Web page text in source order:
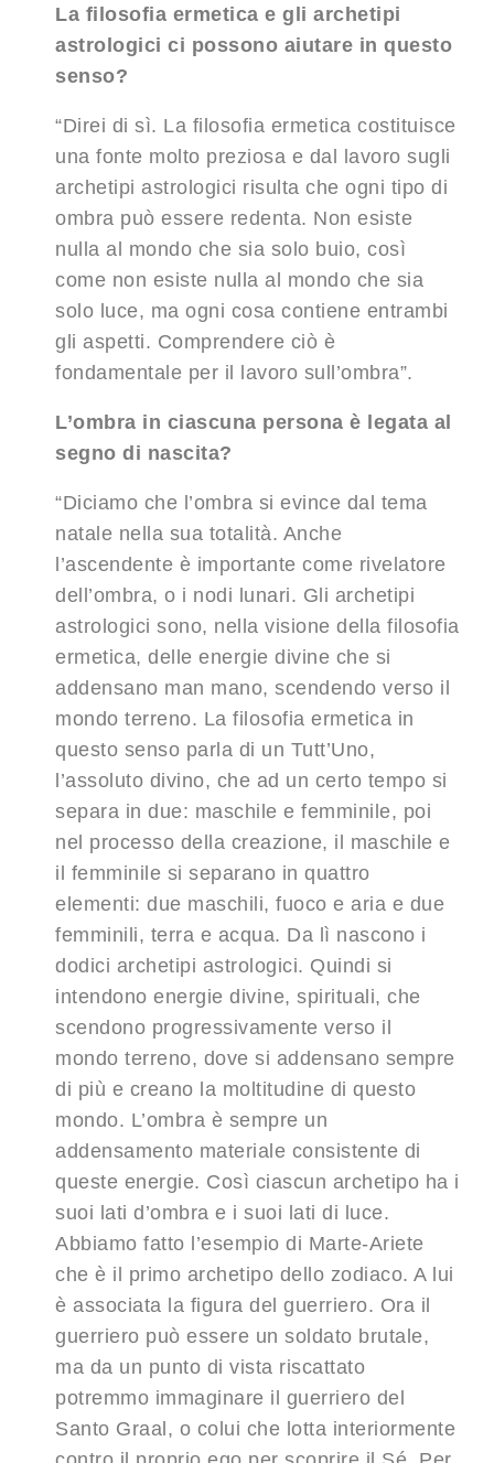
La filosofia ermetica e gli archetipi
astrologici ci possono aiutare in questo
senso?
“Direi di sì. La filosofia ermetica costituisce
una fonte molto preziosa e dal lavoro sugli
archetipi astrologici risulta che ogni tipo di
ombra può essere redenta. Non esiste
nulla al mondo che sia solo buio, così
come non esiste nulla al mondo che sia
solo luce, ma ogni cosa contiene entrambi
gli aspetti. Comprendere ciò è
fondamentale per il lavoro sull’ombra”.
L’ombra in ciascuna persona è legata al
segno di nascita?
“Diciamo che l’ombra si evince dal tema
natale nella sua totalità. Anche
l’ascendente è importante come rivelatore
dell’ombra, o i nodi lunari. Gli archetipi
astrologici sono, nella visione della filosofia
ermetica, delle energie divine che si
addensano man mano, scendendo verso il
mondo terreno. La filosofia ermetica in
questo senso parla di un Tutt’Uno,
l’assoluto divino, che ad un certo tempo si
separa in due: maschile e femminile, poi
nel processo della creazione, il maschile e
il femminile si separano in quattro
elementi: due maschili, fuoco e aria e due
femminili, terra e acqua. Da lì nascono i
dodici archetipi astrologici. Quindi si
intendono energie divine, spirituali, che
scendono progressivamente verso il
mondo terreno, dove si addensano sempre
di più e creano la moltitudine di questo
mondo. L’ombra è sempre un
addensamento materiale consistente di
queste energie. Così ciascun archetipo ha i
suoi lati d’ombra e i suoi lati di luce.
Abbiamo fatto l’esempio di Marte-Ariete
che è il primo archetipo dello zodiaco. A lui
è associata la figura del guerriero. Ora il
guerriero può essere un soldato brutale,
ma da un punto di vista riscattato
potremmo immaginare il guerriero del
Santo Graal, o colui che lotta interiormente